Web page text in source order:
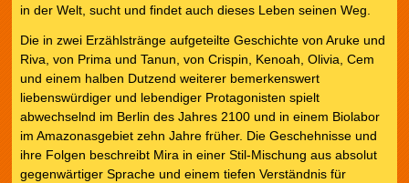
in der Welt, sucht und findet auch dieses Leben seinen Weg.
Die in zwei Erzählstränge aufgeteilte Geschichte von Aruke und
Riva, von Prima und Tanun, von Crispin, Kenoah, Olivia, Cem
und einem halben Dutzend weiterer bemerkenswert
liebenswürdiger und lebendiger Protagonisten spielt
abwechselnd im Berlin des Jahres 2100 und in einem Biolabor
im Amazonasgebiet zehn Jahre früher. Die Geschehnisse und
ihre Folgen beschreibt Mira in einer Stil-Mischung aus absolut
gegenwärtiger Sprache und einem tiefen Verständnis für